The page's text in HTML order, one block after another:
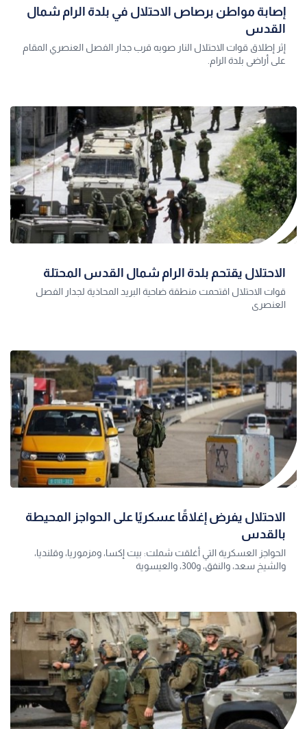
إصابة مواطن برصاص الاحتلال في بلدة الرام شمال
القدس
إثر إطلاق قوات الاحتلال النار صوبه قرب جدار الفصل العنصري المقام
على أراضي بلدة الرام.
الاحتلال يقتحم بلدة الرام شمال القدس المحتلة
قوات الاحتلال اقتحمت منطقة ضاحية البريد المحاذية لجدار الفصل
العنصري
الاحتلال يفرض إغلاقًا عسكريًا على الحواجز المحيطة
بالقدس
الحواجز العسكرية التي أغلقت شملت: بيت إكسا، ومزموريا، وقلنديا،
والشيخ سعد، والنفق، و300، والعيسوية